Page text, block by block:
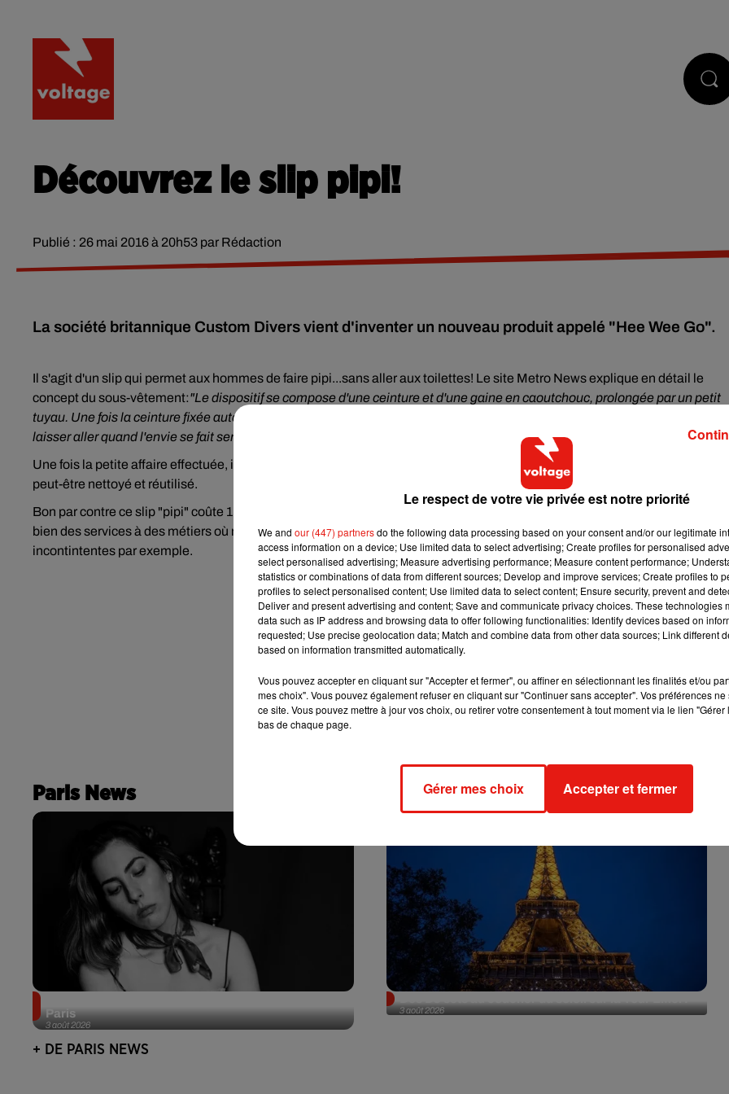
Découvrez le slip pipi!
Publié : 26 mai 2016 à 20h53 par Rédaction
La société britannique Custom Divers vient d'inventer un nouveau produit appelé "Hee Wee Go".
Il s'agit d'un slip qui permet aux hommes de faire pipi...sans aller aux toilettes! Le site Metro News explique en détail le
concept du sous-vêtement:"Le dispositif se compose d'une ceinture et d'une gaine en caoutchouc, prolongée par un petit
tuyau. Une fois la ceinture fixée autour de la taille, l'homme insère son pénis au niveau du tuyau. Ensuite, il n'y a plus qu'à se
laisser aller quand l'envie se fait sentir".
Une fois la petite affaire effectuée, il suffit de retirer le sac indéchirable et anti reflux qui est accroché contre la cuisse et il
peut-être nettoyé et réutilisé.
Bon par contre ce slip "pipi" coûte 115 euros et il avait été développé à la base pour les plongeurs mais il peut aussi rendre
bien des services à des métiers où ne peut pas forcément aller aux toilettes quand on veut ou encore aux personnes
incontintentes par exemple.
Paris News
3 août 2026
Paris
3 août 2026
+ DE PARIS NEWS
Le respect de votre vie privée est notre priorité
We and our (447) partnersdo the following data processing based on your consent and/or our legitimate
access information on a device; Use limited data to select advertising; Create profiles for personalised
select personalised advertising; Measure advertising performance; Measure content performance;
statistics or combinations of data from different sources; Develop and improve services; Create profiles to
profiles to select personalised content; Use limited data to select content; Ensure security, prevent and
Deliver and present advertising and content; Save and communicate privacy choices. These technologies
data such as IP address and browsing data to offer following functionalities: Identify devices based on
requested; Use precise geolocation data; Match and combine data from other data sources; Link different
based on information transmitted automatically.
Vous pouvez accepter en cliquant sur "Accepter et fermer", ou affiner en sélectionnant les finalités et/ou
mes choix". Vous pouvez également refuser en cliquant sur "Continuer sans accepter". Vos préférences
ce site. Vous pouvez mettre à jour vos choix, ou retirer votre consentement à tout moment via le lien
bas de chaque page.
Gérer mes choix Accepter et fermer